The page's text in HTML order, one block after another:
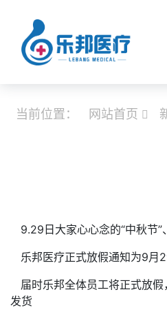
当前位置： 网站首页 
9.29日大家心心念的“中秋节”
乐邦医疗正式放假通知为9月
届时乐邦全体员工将正式放
发货